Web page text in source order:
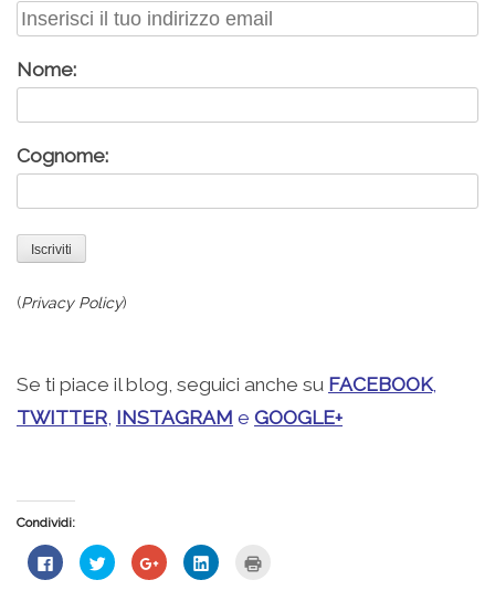
Nome:
Cognome:
(Privacy Policy)
Se ti piace il blog, seguici anche su FACEBOOK,
TWITTER, INSTAGRAM e GOOGLE+
Condividi:
Fai
clic
Fai
clic
Fai
clic
Fai
clic